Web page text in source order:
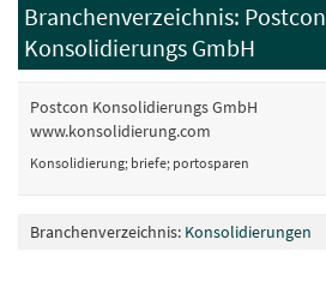
Branchenverzeichnis: Postcon
Konsolidierungs GmbH
Postcon Konsolidierungs GmbH
www.konsolidierung.com
Konsolidierung; briefe; portosparen
Branchenverzeichnis: Konsolidierungen